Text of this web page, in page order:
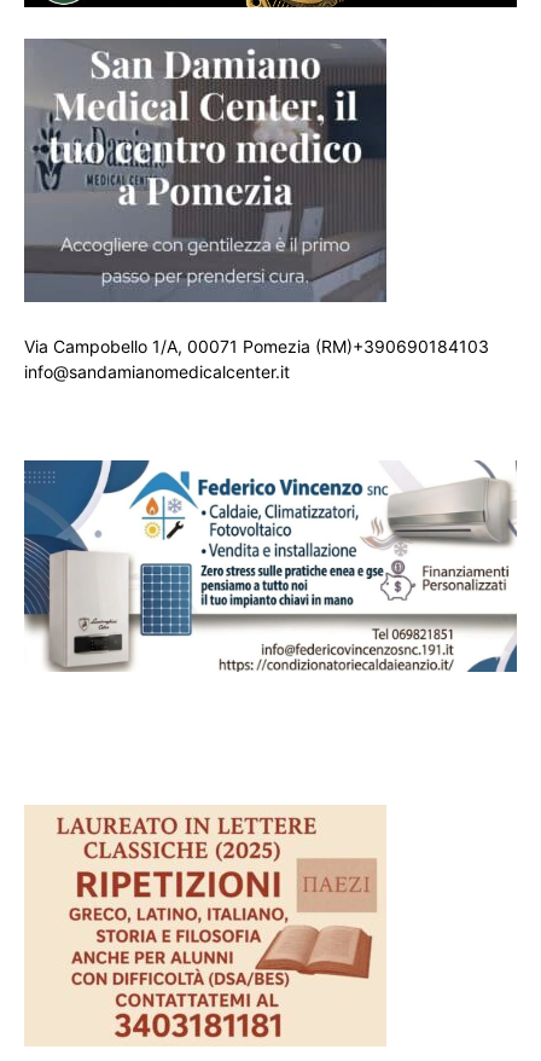
Via Campobello 1/A, 00071 Pomezia (RM)+390690184103
info@sandamianomedicalcenter.it